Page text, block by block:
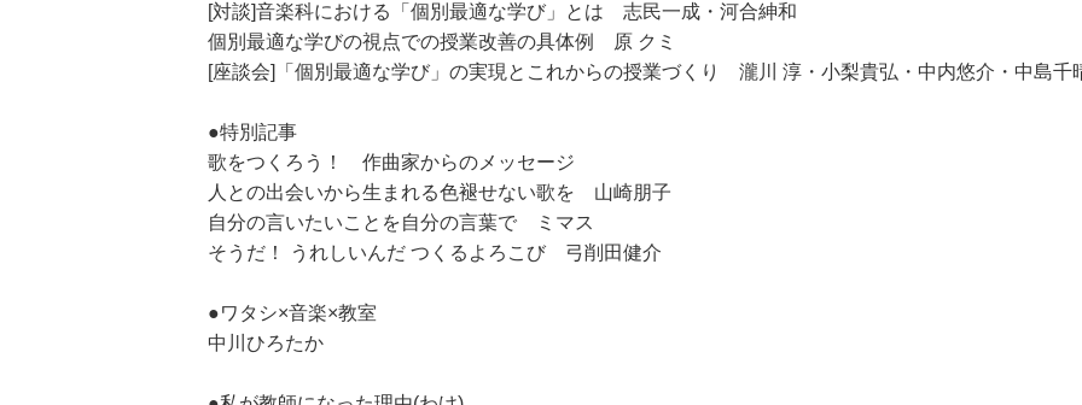
[対談]音楽科における「個別最適な学び」とは 志民一成・河合紳和
個別最適な学びの視点での授業改善の具体例 原 クミ
[座談会]「個別最適な学び」の実現とこれからの授業づくり 瀧川 淳・小梨貴弘・中内悠介・中島千
●特別記事
歌をつくろう！ 作曲家からのメッセージ
人との出会いから生まれる色褪せない歌を 山崎朋子
自分の言いたいことを自分の言葉で ミマス
そうだ！ うれしいんだ つくるよろこび 弓削田健介
●ワタシ×音楽×教室
中川ひろたか